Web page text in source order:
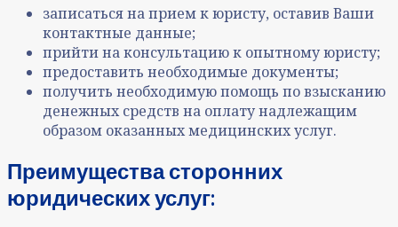
записаться на прием к юристу, оставив Ваши
контактные данные;
прийти на консультацию к опытному юристу;
предоставить необходимые документы;
получить необходимую помощь по взысканию
денежных средств на оплату надлежащим
образом оказанных медицинских услуг.
Преимущества сторонних
юридических услуг: